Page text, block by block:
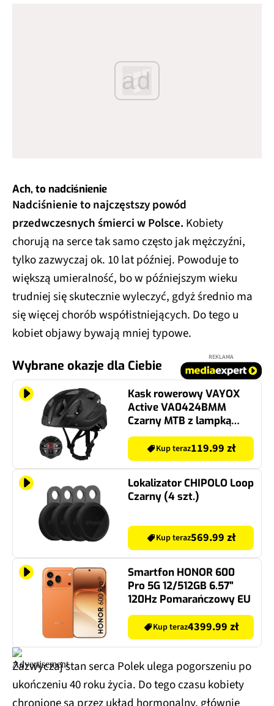
ad
Ach, to nadciśnienie
Nadciśnienie to najczęstszy powód
przedwczesnych śmierci w Polsce. Kobiety
chorują na serce tak samo często jak mężczyźni,
tylko zazwyczaj ok. 10 lat później. Powoduje to
większą umieralność, bo w późniejszym wieku
trudniej się skutecznie wyleczyć, gdyż średnio ma
się więcej chorób współistniejących. Do tego u
kobiet objawy bywają mniej typowe.
Wybrane okazje dla Ciebie
REKLAMA
Kask rowerowy VAYOX
Active VA0424BMM
Czarny MTB z lampką
(rozmiar M)
Kup teraz119.99 zł
Lokalizator CHIPOLO Loop
Czarny (4 szt.)
Kup teraz569.99 zł
Smartfon HONOR 600
Pro 5G 12/512GB 6.57"
120Hz Pomarańczowy EU
Kup teraz4399.99 zł
Zazwyczaj stan serca Polek ulega pogorszeniu po
ukończeniu 40 roku życia. Do tego czasu kobiety
chronione są przez układ hormonalny, głównie